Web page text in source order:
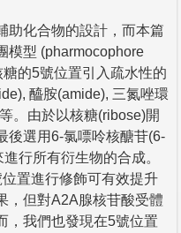
助化合物的設計，而本篇
模型 (pharmocophore
的5號位置引入疏水性的
醯胺(amide), 三氮唑環
。由於以核糖(ribose)開
後選用6-氯嘌呤核醣苷(6-
行所有衍生物的合成。
置進行修飾可有效提升
，但對A2A腺核苷酸受體
，我們也發現在5號位置